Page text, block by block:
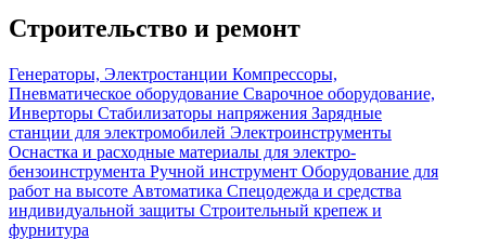
Строительство и ремонт
Генераторы, Электростанции Компрессоры,
Пневматическое оборудование Сварочное оборудование,
Инверторы Стабилизаторы напряжения Зарядные
станции для электромобилей Электроинструменты
Оснастка и расходные материалы для электро-
бензоинструмента Ручной инструмент Оборудование для
работ на высоте Автоматика Спецодежда и средства
индивидуальной защиты Строительный крепеж и
фурнитура